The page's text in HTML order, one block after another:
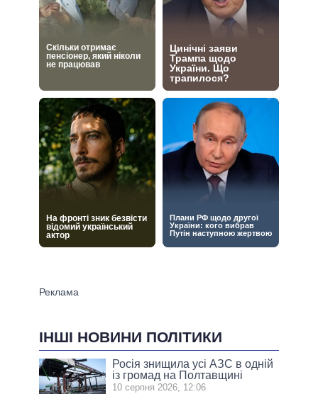
ІНШІ НОВИНИ ПОЛІТИКИ
Росія знищила усі АЗС в одній
із громад на Полтавщині
10 серпня 2026, 12:06